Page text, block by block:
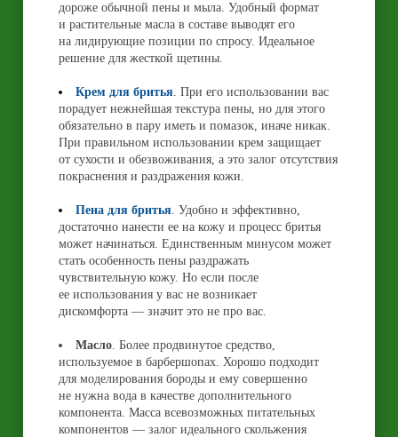
дороже обычной пены и мыла. Удобный формат
и растительные масла в составе выводят его
на лидирующие позиции по спросу. Идеальное
решение для жесткой щетины.
Крем для бритья. При его использовании вас
порадует нежнейшая текстура пены, но для этого
обязательно в пару иметь и помазок, иначе никак.
При правильном использовании крем защищает
от сухости и обезвоживания, а это залог отсутствия
покраснения и раздражения кожи.
Пена для бритья. Удобно и эффективно,
достаточно нанести ее на кожу и процесс бритья
может начинаться. Единственным минусом может
стать особенность пены раздражать
чувствительную кожу. Но если после
ее использования у вас не возникает
дискомфорта — значит это не про вас.
Масло. Более продвинутое средство,
используемое в барбершопах. Хорошо подходит
для моделирования бороды и ему совершенно
не нужна вода в качестве дополнительного
компонента. Масса всевозможных питательных
компонентов — залог идеального скольжения